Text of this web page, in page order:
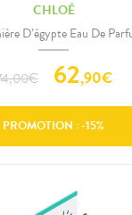
CHLOÉ
D’égypte Eau De
€ 62,90€
PROMOTION : -15%